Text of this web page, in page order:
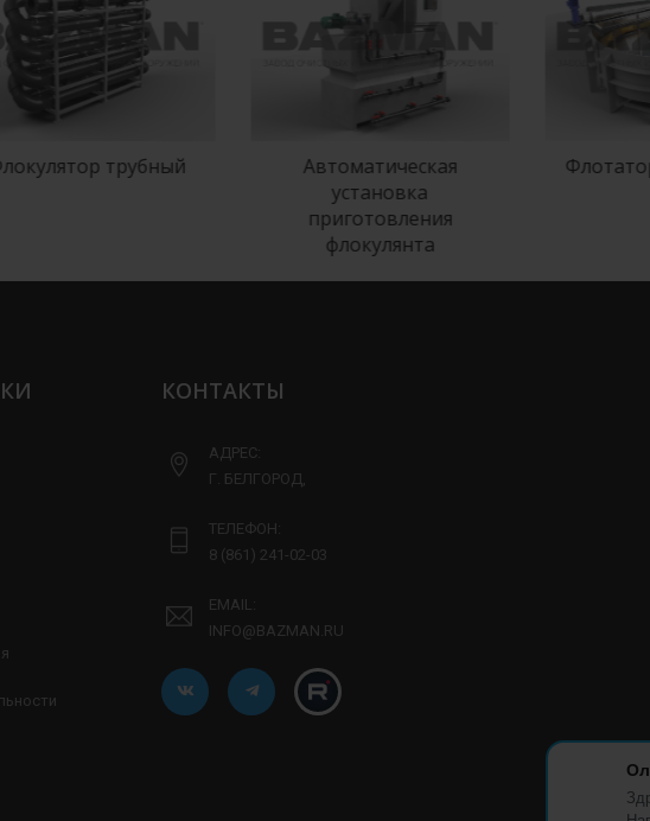
трубный
Автоматическая
установка
приготовления
флокулянта
Флотатор
КОНТАКТЫ
АДРЕС:
Г. БЕЛГОРОД,
ТЕЛЕФОН:
8 (861) 241-02-03
EMAIL:
INFO@BAZMAN.RU